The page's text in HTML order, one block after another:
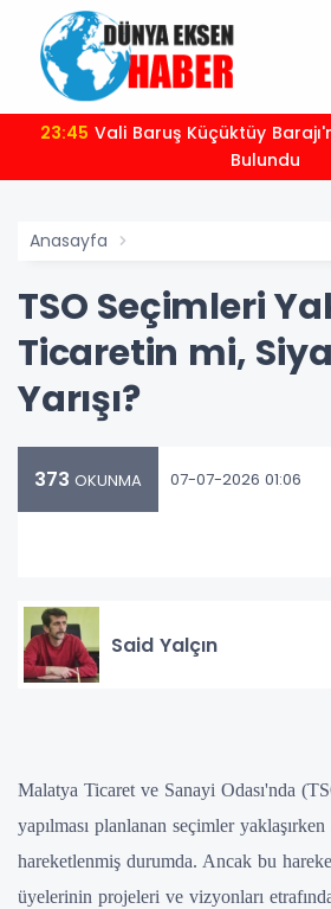
23:45
Bulundu
Anasayfa
TSO Seçimleri
Ticaretin mi,
Yarışı?
373 OKUNMA 07-07-2026 01:06
Said Yalçın
Malatya Ticaret ve Sanayi Odası'nda
yapılması planlanan seçimler
hareketlenmiş durumda. Ancak bu
üyelerinin projeleri ve vizyonları